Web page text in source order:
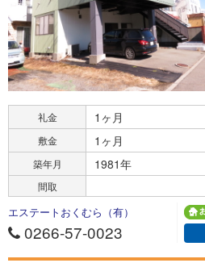
礼金 1ヶ月
敷金 1ヶ月
築年月 1981年
間取
エステートおくむら（有）
0266-57-0023